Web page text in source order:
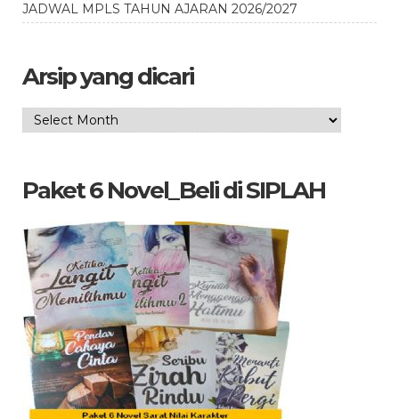
JADWAL MPLS TAHUN AJARAN 2026/2027
Arsip yang dicari
Arsip
Paket 6 Novel_Beli di SIPLAH